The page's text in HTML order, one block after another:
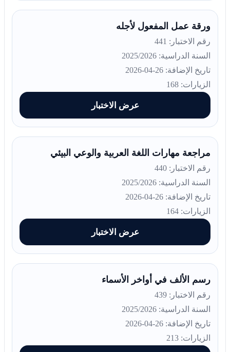
ورقة عمل المفعول لأجله
رقم الاختبار: 441
السنة الدراسية: 2025/2026
تاريخ الإضافة: 26-04-2026
الزيارات: 168
عرض الاختبار
مراجعة مهارات اللغة العربية والوعي البيئي
رقم الاختبار: 440
السنة الدراسية: 2025/2026
تاريخ الإضافة: 26-04-2026
الزيارات: 164
عرض الاختبار
رسم الألف في أواخر الأسماء
رقم الاختبار: 439
السنة الدراسية: 2025/2026
تاريخ الإضافة: 26-04-2026
الزيارات: 213